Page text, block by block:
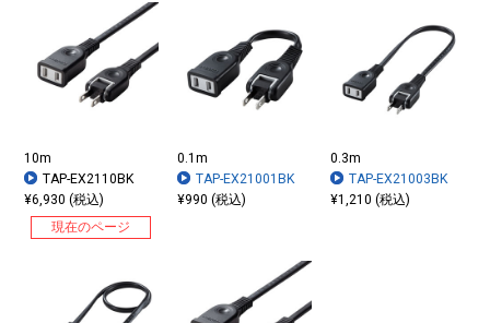
輸入品のプラグには極性が付いているプラグがあります。
本製品は極性付きコンセントのため極性の有無に関係なく使用できま
10m
TAP-EX2110BK
¥6,930 (税込)
現在のページ
0.1m
TAP-EX21001BK
¥990 (税込)
0.3m
TAP-EX21003BK
¥1,210 (税込)